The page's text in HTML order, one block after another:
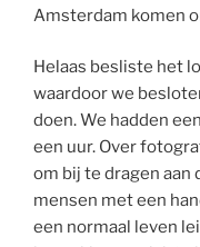
Amsterdam komen
Helaas besliste het
waardoor we
doen. We hadden
een uur. Over
om bij te dragen aan
mensen met een
een normaal leven